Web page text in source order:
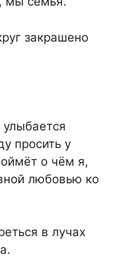
закрашено
просить у
о чём я,
любовью ко
в лучах